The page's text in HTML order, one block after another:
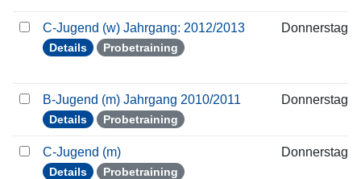
C-Jugend (w) Jahrgang: 2012/2013
Details Probetraining
Donnerstag
B-Jugend (m) Jahrgang 2010/2011
Details Probetraining
Donnerstag
C-Jugend (m)
Details Probetraining
Donnerstag